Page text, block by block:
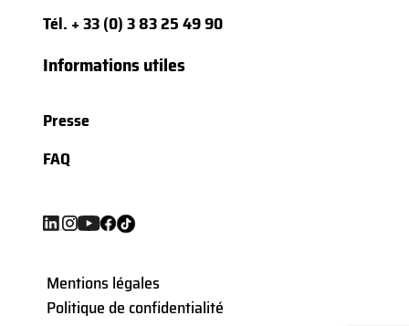
Tél. + 33 (0) 3 83 25 49 90
Informations utiles
Presse
FAQ
Mentions légales
Politique de confidentialité